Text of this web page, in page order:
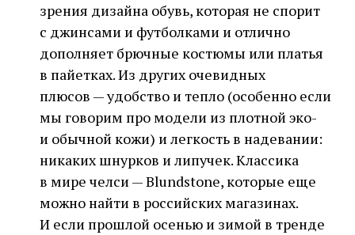
зрения дизайна обувь, которая не спорит
с джинсами и футболками и отлично
дополняет брючные костюмы или платья
в пайетках. Из других очевидных
плюсов — удобство и тепло (особенно если
мы говорим про модели из плотной эко-
и обычной кожи) и легкость в надевании:
никаких шнурков и липучек. Классика
в мире челси — Blundstone, которые еще
можно найти в российских магазинах.
И если прошлой осенью и зимой в тренде